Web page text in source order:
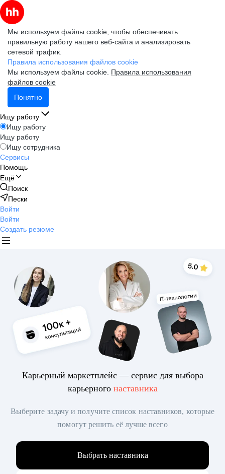
Мы используем файлы cookie, чтобы обеспечивать
правильную работу нашего веб-сайта и анализировать
сетевой трафик.
Правила использования файлов cookie
Мы используем файлы cookie. Правила использования
файлов cookie
Понятно
Ищу работу
Ищу работу
Ищу работу
Ищу сотрудника
Сервисы
Помощь
Ещё
Поиск
Пески
Войти
Войти
Создать резюме
Карьерный маркетплейс — сервис для выбора
карьерного наставника
Выберите задачу и получите список наставников, которые
помогут решить её лучше всего
Выбрать наставника